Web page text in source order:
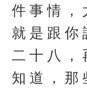
件事情，
就是跟你
二十八，
知道，那